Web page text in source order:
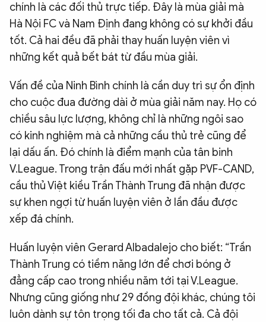
chính là các đối thủ trực tiếp. Đây là mùa giải mà
Hà Nội FC và Nam Định đang không có sự khởi đầu
tốt. Cả hai đều đã phải thay huấn luyện viên vì
những kết quả bết bát từ đầu mùa giải.
Vấn đề của Ninh Bình chính là cần duy trì sự ổn định
cho cuộc đua đường dài ở mùa giải năm nay. Họ có
chiều sâu lực lượng, không chỉ là những ngôi sao
có kinh nghiệm mà cả những cầu thủ trẻ cũng để
lại dấu ấn. Đó chính là điểm mạnh của tân binh
V.League. Trong trận đấu mới nhất gặp PVF-CAND,
cầu thủ Việt kiều Trần Thành Trung đã nhận được
sự khen ngợi từ huấn luyện viên ở lần đầu được
xếp đá chính.
Huấn luyện viên Gerard Albadalejo cho biết: “Trần
Thành Trung có tiềm năng lớn để chơi bóng ở
đẳng cấp cao trong nhiều năm tới tại V.League.
Nhưng cũng giống như 29 đồng đội khác, chúng tôi
luôn dành sự tôn trọng tối đa cho tất cả. Cả đội